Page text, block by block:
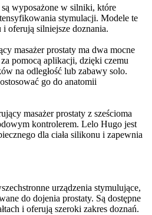
wyposażone w silniki, które
stymulacji. Modele te
i oferują silniejsze doznania.
masażer prostaty ma dwa mocne
pomocą aplikacji, dzięki czemu
na odległość lub zabawy solo.
go do anatomii
masażer prostaty z sześcioma
kontrolerem. Lelo Hugo jest
dla ciała silikonu i zapewnia
urządzenia stymulujące,
do dojenia prostaty. Są dostępne
i oferują szeroki zakres doznań.